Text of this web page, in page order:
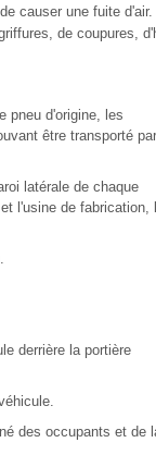
causer une fuite d'air.
de coupures,
pneu d'origine, les
être transporté
latérale de chaque
l'usine de fabrication,
derrière la portière
des occupants et de